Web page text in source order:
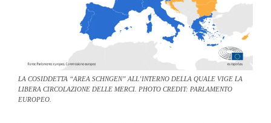
LA COSIDDETTA “AREA SCHNGEN” ALL’INTERNO DELLA QUALE VIGE LA
LIBERA CIRCOLAZIONE DELLE MERCI. PHOTO CREDIT: PARLAMENTO
EUROPEO.